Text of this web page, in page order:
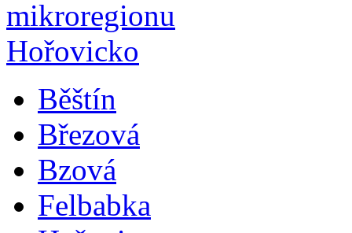
Běštín
Březová
Bzová
Felbabka